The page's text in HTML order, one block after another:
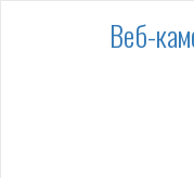
Веб-